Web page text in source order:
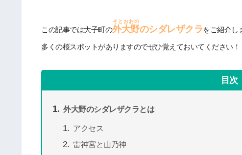
この記事では大子町の外大野
そとおおの
のシダレザクラをご紹介し
多くの桜スポットがありますのでぜひ覚えておいてください！
目次
外大野のシダレザクラとは
アクセス
雷神宮と山乃神